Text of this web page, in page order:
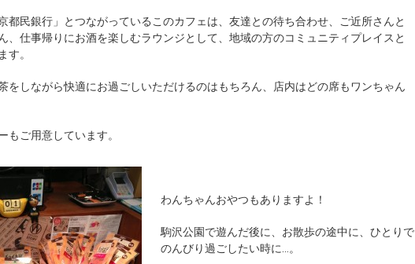
都民銀行」とつながっているこのカフェは、友達との待ち合わせ、ご近所さんと
、仕事帰りにお酒を楽しむラウンジとして、地域の方のコミュニティプレイスと
す。
をしながら快適にお過ごしいただけるのはもちろん、店内はどの席もワンちゃん
もご用意しています。
わんちゃんおやつもありますよ！
駒沢公園で遊んだ後に、お散歩の途中に、ひとりで
のんびり過ごしたい時に…。